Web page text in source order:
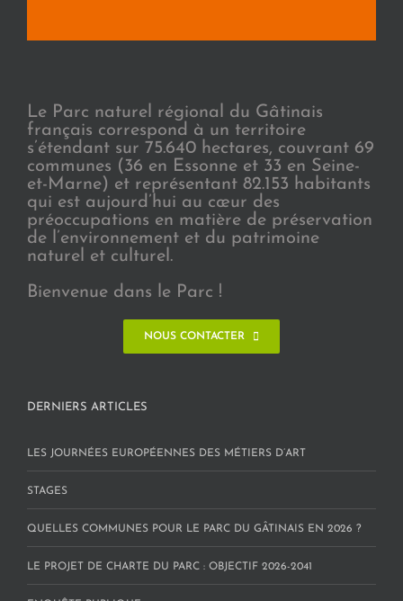
Le Parc naturel régional du Gâtinais
français correspond à un territoire
s’étendant sur 75.640 hectares, couvrant 69
communes (36 en Essonne et 33 en Seine-
et-Marne) et représentant 82.153 habitants
qui est aujourd’hui au cœur des
préoccupations en matière de préservation
de l’environnement et du patrimoine
naturel et culturel.
Bienvenue dans le Parc !
NOUS CONTACTER
DERNIERS ARTICLES
LES JOURNÉES EUROPÉENNES DES MÉTIERS D’ART
STAGES
QUELLES COMMUNES POUR LE PARC DU GÂTINAIS EN 2026 ?
LE PROJET DE CHARTE DU PARC : OBJECTIF 2026-2041